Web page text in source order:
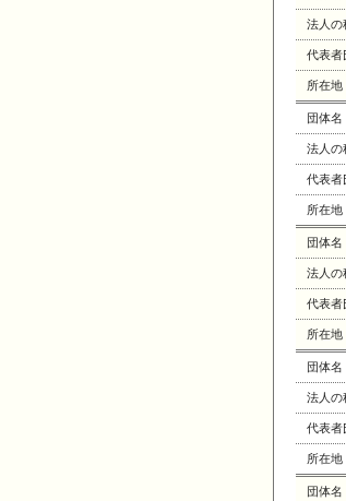
法人の
代表者
所在地
団体名
法人の
代表者
所在地
団体名
法人の
代表者
所在地
団体名
法人の
代表者
所在地
団体名